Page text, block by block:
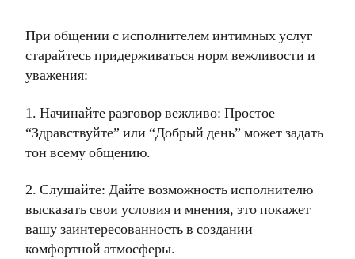
При общении с исполнителем интимных услуг
старайтесь придерживаться норм вежливости и
уважения:
1. Начинайте разговор вежливо: Простое
“Здравствуйте” или “Добрый день” может задать
тон всему общению.
2. Слушайте: Дайте возможность исполнителю
высказать свои условия и мнения, это покажет
вашу заинтересованность в создании
комфортной атмосферы.